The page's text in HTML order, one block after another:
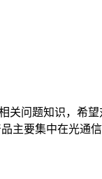
问题知识，希
要集中在光通